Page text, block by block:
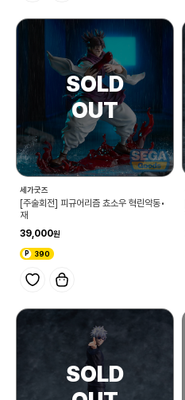
세가굿즈
[주술회전] 피규어리즘 쵸소우 혁린약동•
재
39,000
390